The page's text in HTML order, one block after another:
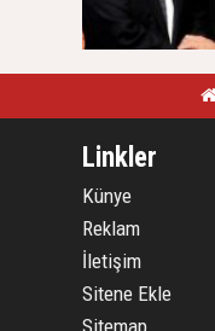
Linkler
Künye
Reklam
İletişim
Sitene Ekle
Sitemap